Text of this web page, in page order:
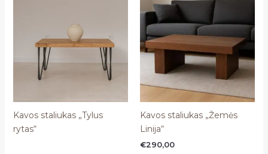
Kavos staliukas „Tylus
rytas“
Kavos staliukas „Žemės
Linija“
€290,00